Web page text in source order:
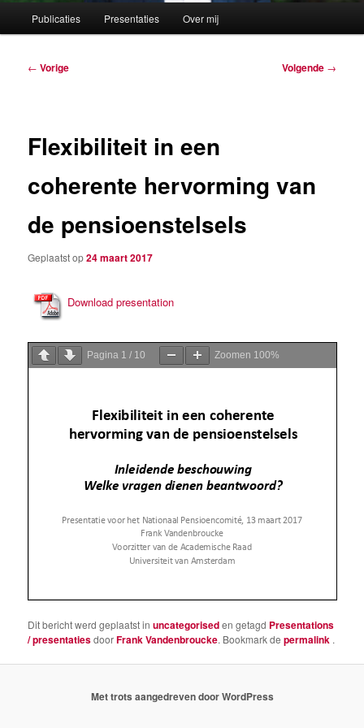
Publicaties Presentaties Over mij
Berichtnavigatie
← Vorige Volgende →
Flexibiliteit in een
coherente hervorming van
de pensioenstelsels
Geplaatst op24 maart 2017
Download presentation
Pagina 1 / 10 Zoomen 100%
Dit bericht werd geplaatst inuncategoriseden getagd Presentations
/ presentatiesdoorFrank Vandenbroucke. Bookmark depermalink .
Met trots aangedreven door WordPress